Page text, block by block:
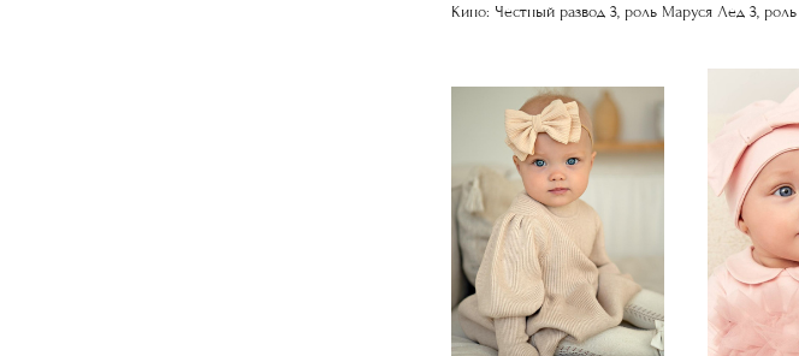
Кино: Честный развод 3, роль Маруся Лед 3,